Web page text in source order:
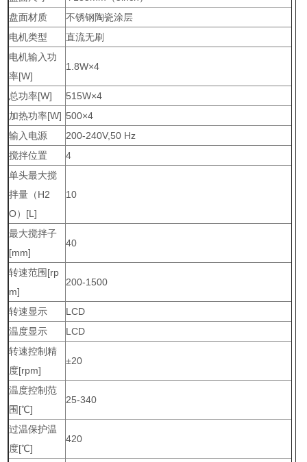
盘面材质
不锈钢陶瓷涂层
电机类型
直流无刷
电机输入功
率[W]
1.8W×4
总功率[W]
515W×4
加热功率[W] 500×4
输入电源
200-240V,50 Hz
搅拌位置
4
单头最大搅
拌量（H2
O）[L]
10
最大搅拌子
[mm]
40
转速范围[rp
m]
200-1500
转速显示
LCD
温度显示
LCD
转速控制精
度[rpm]
±20
温度控制范
围[℃]
25-340
过温保护温
度[℃]
420